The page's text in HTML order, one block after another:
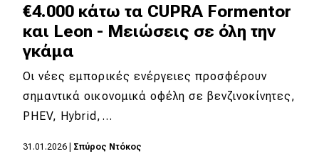
Αγώνες
Formula 1
WRC
Motorsport
€4.000 κάτω τα CUPRA Formentor
και Leon - Μειώσεις σε όλη την
γκάμα
Οι νέες εμπορικές ενέργειες προσφέρουν
σημαντικά οικονομικά οφέλη σε βενζινοκίνητες,
PHEV, Hybrid,…
31.01.2026 Σπύρος Ντόκος